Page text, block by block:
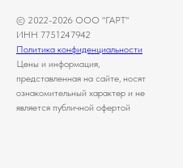
© 2022-2026 ООО "ГАРТ"
ИНН 7751247942
Политика конфиденциальности
Цены и информация,
представленная на сайте, носят
ознакомительный характер и не
является публичной офертой